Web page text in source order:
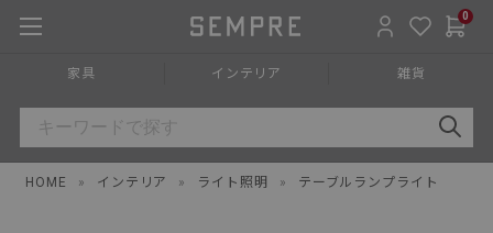
0
家具 インテリア 雑貨
HOME » インテリア » ライト照明 » テーブルランプライト